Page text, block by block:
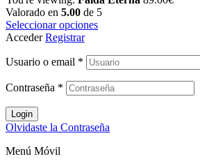
Valorado en 5.00 de 5
Seleccionar opciones
Acceder Registrar
Usuario o email *
Contraseña *
Login
Olvidaste la Contraseña
Menú Móvil